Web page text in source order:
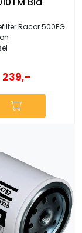
Racor 500FG
239,-